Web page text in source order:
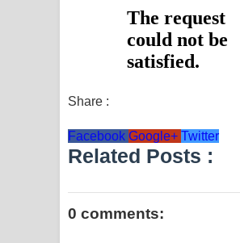
Share :
Facebook Google+ Twitter
Related Posts :
0 comments: